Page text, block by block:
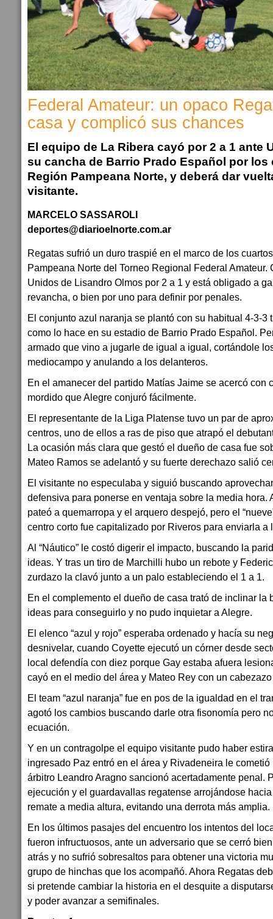
Federal Amateur: un opaco
casa y complicó sus chances
El equipo de La Ribera cayó por 2 a 1 ante
su cancha de Barrio Prado Español por los
Región Pampeana Norte, y deberá dar
visitante.
MARCELO SASSAROLI
deportes@diarioelnorte.com.ar
Regatas sufrió un duro traspié en el marco de los
Pampeana Norte del Torneo Regional Federal Amateur.
Unidos de Lisandro Olmos por 2 a 1 y está obligado a
revancha, o bien por uno para definir por penales.
El conjunto azul naranja se plantó con su habitual 4-3-3
como lo hace en su estadio de Barrio Prado Español.
armado que vino a jugarle de igual a igual, cortándole
mediocampo y anulando a los delanteros.
En el amanecer del partido Matías Jaime se acercó con
mordido que Alegre conjuró fácilmente.
El representante de la Liga Platense tuvo un par de
centros, uno de ellos a ras de piso que atrapó el
La ocasión más clara que gestó el dueño de casa fue
Mateo Ramos se adelantó y su fuerte derechazo salió
El visitante no especulaba y siguió buscando
defensiva para ponerse en ventaja sobre la media hora.
pateó a quemarropa y el arquero despejó, pero el
centro corto fue capitalizado por Riveros para enviarla
Al “Náutico” le costó digerir el impacto, buscando la
ideas. Y tras un tiro de Marchilli hubo un rebote y
zurdazo la clavó junto a un palo estableciendo el 1 a 1.
En el complemento el dueño de casa trató de inclinar la
ideas para conseguirlo y no pudo inquietar a Alegre.
El elenco “azul y rojo” esperaba ordenado y hacía su
desnivelar, cuando Coyette ejecutó un córner desde
local defendía con diez porque Gay estaba afuera
cayó en el medio del área y Mateo Rey con un
El team “azul naranja” fue en pos de la igualdad en el
agotó los cambios buscando darle otra fisonomía pero
ecuación.
Y en un contragolpe el equipo visitante pudo haber
ingresado Paz entró en el área y Rivadeneira le
árbitro Leandro Aragno sancionó acertadamente penal.
ejecución y el guardavallas regatense arrojándose
remate a media altura, evitando una derrota más amplia.
En los últimos pasajes del encuentro los intentos del
fueron infructuosos, ante un adversario que se cerró
atrás y no sufrió sobresaltos para obtener una victoria
grupo de hinchas que los acompañó. Ahora Regatas
si pretende cambiar la historia en el desquite a
y poder avanzar a semifinales.